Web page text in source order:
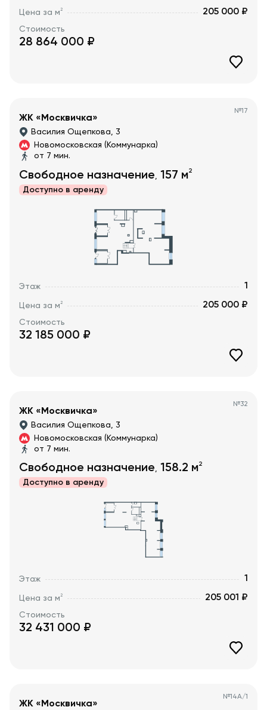
Цена за м2 205 000 ₽
Стоимость
28 864 000 ₽
№17
ЖК «Москвичка»
Василия Ощепкова, 3
Новомосковская (Коммунарка)
от 7 мин.
Свободное назначение 157 м2
Доступно в аренду
Этаж 1
Цена за м2 205 000 ₽
Стоимость
32 185 000 ₽
№32
ЖК «Москвичка»
Василия Ощепкова, 3
Новомосковская (Коммунарка)
от 7 мин.
Свободное назначение, 158.2 м2
Доступно в аренду
Этаж 1
Цена за м2 205 001 ₽
Стоимость
32 431 000 ₽
№14А/1
ЖК «Москвичка»